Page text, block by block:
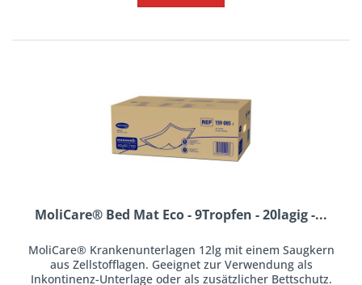
MoliCare® Bed Mat Eco - 9Tropfen - 20lagig -...
MoliCare® Krankenunterlagen 12lg mit einem Saugkern
aus Zellstofflagen. Geeignet zur Verwendung als
Inkontinenz-Unterlage oder als zusätzlicher Bettschutz.